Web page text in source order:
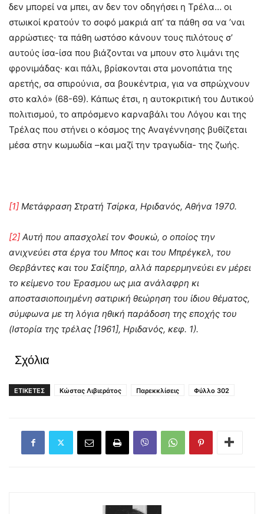
δεν μπορεί να μπει, αν δεν τον οδηγήσει η Τρέλα… οι
στωικοί κρατούν το σοφό μακριά απ’ τα πάθη σα να ’ναι
αρρώστιες· τα πάθη ωστόσο κάνουν τους πιλότους σ’
αυτούς ίσα-ίσα που βιάζονται να μπουν στο λιμάνι της
φρονιμάδας· και πάλι, βρίσκονται στα μονοπάτια της
αρετής, σα σπιρούνια, σα βουκέντρια, για να σπρώχνουν
στο καλό» (68-69). Κάπως έτσι, η αυτοκριτική του Δυτικού
πολιτισμού, το απρόσμενο καρναβάλι του Λόγου και της
Τρέλας που στήνει ο κόσμος της Αναγέννησης βυθίζεται
μέσα στην κωμωδία –και μαζί την τραγωδία- της ζωής.
[1] Μετάφραση Στρατή Τσίρκα, Ηριδανός, Αθήνα 1970.
[2] Αυτή που απασχολεί τον Φουκώ, ο οποίος την
ανιχνεύει στα έργα του Μπος και του Μπρέγκελ, του
Θερβάντες και του Σαίξπηρ, αλλά παρερμηνεύει εν μέρει
το κείμενο του Έρασμου ως μια ανάλαφρη κι
αποστασιοποιημένη σατιρική θεώρηση του ίδιου θέματος,
σύμφωνα με τη λόγια ηθική παράδοση της εποχής του
(Ιστορία της τρέλας [1961], Ηριδανός, κεφ. 1).
Σχόλια
ΕΤΙΚΕΤΕΣ Κώστας Λιβιεράτος Παρεκκλίσεις Φύλλο 302